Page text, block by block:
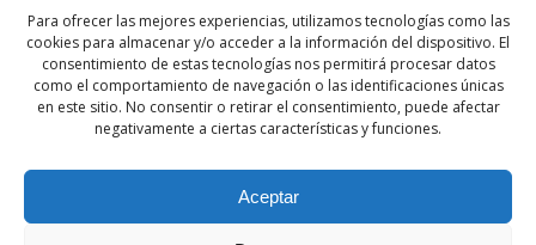
Para ofrecer las mejores experiencias, utilizamos tecnologías como las
cookies para almacenar y/o acceder a la información del dispositivo. El
consentimiento de estas tecnologías nos permitirá procesar datos
como el comportamiento de navegación o las identificaciones únicas
en este sitio. No consentir o retirar el consentimiento, puede afectar
negativamente a ciertas características y funciones.
Aceptar
JAGUAR
HOME